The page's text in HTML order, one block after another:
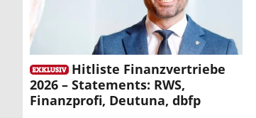
Hitliste Finanzvertriebe
2026 – Statements: RWS,
Finanzprofi, Deutuna, dbfp